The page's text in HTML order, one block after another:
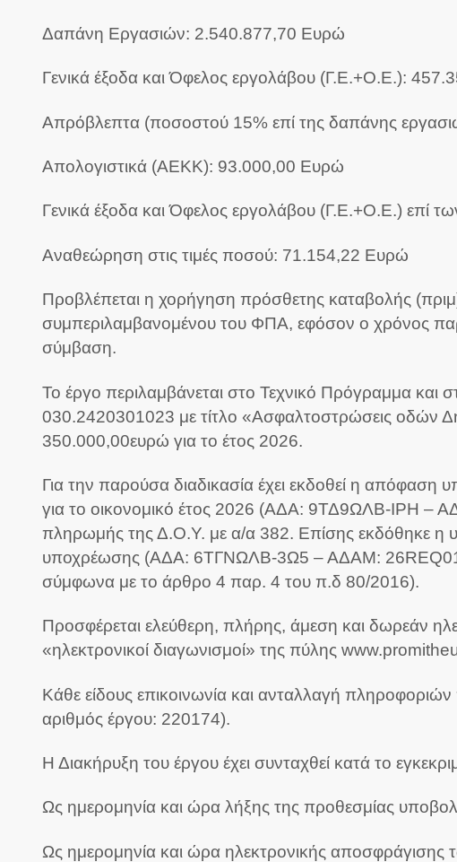
Δαπάνη Εργασιών: 2.540.877,70 Ευρώ
Γενικά έξοδα και Όφελος εργολάβου (Γ.Ε.+Ο.Ε.):
Απρόβλεπτα (ποσοστού 15% επί της δαπάνης
Απολογιστικά (ΑΕΚΚ): 93.000,00 Ευρώ
Γενικά έξοδα και Όφελος εργολάβου (Γ.Ε.+Ο.Ε.) επί
Αναθεώρηση στις τιμές ποσού: 71.154,22 Ευρώ
Προβλέπεται η χορήγηση πρόσθετης καταβολής
συμπεριλαμβανομένου του ΦΠΑ, εφόσον ο χρόνος
σύμβαση.
Το έργο περιλαμβάνεται στο Τεχνικό Πρόγραμμα
030.2420301023 με τίτλο «Ασφαλτοστρώσεις οδών
350.000,00ευρώ για το έτος 2026.
Για την παρούσα διαδικασία έχει εκδοθεί η
για το οικονομικό έτος 2026 (ΑΔΑ: 9ΤΔ9ΩΛΒ-ΙΡΗ –
πληρωμής της Δ.Ο.Υ. με α/α 382. Επίσης εκδόθηκε η
υποχρέωσης (ΑΔΑ: 6ΤΓΝΩΛΒ-3Ω5 – ΑΔΑΜ:
σύμφωνα με το άρθρο 4 παρ. 4 του π.δ 80/2016).
Προσφέρεται ελεύθερη, πλήρης, άμεση και δωρεάν
«ηλεκτρονικοί διαγωνισμοί» της πύλης
Κάθε είδους επικοινωνία και ανταλλαγή
αριθμός έργου: 220174).
Η Διακήρυξη του έργου έχει συνταχθεί κατά το
Ως ημερομηνία και ώρα λήξης της προθεσμίας
Ως ημερομηνία και ώρα ηλεκτρονικής